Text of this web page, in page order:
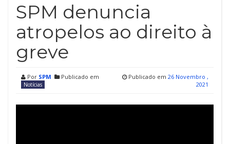
SPM denuncia
atropelos ao direito à
greve
Por SPM Publicado em
Notícias
Publicado em 26 Novembro ,
2021